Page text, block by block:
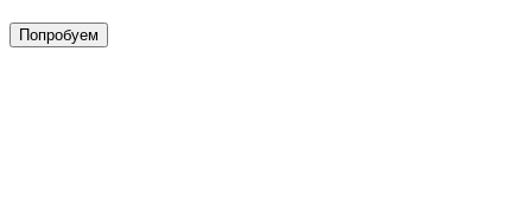
Попробуем